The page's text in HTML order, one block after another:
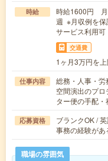
時給
時給1600円 月
週 ※月収例を保
サービス利用可
交通費
1ヶ月3万円を
仕事内容
総務・人事・労
空間演出のプ
ター便の手配・
応募資格
ブランクOK /
事務の経験があ
職場の雰囲気